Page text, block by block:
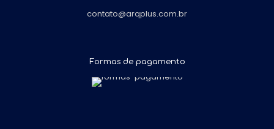
contato@arqplus.com.br
Formas de pagamento